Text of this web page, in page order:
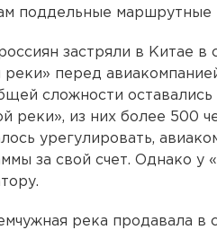
поддельные маршрутные
застряли в Китае в
перед
сложности оставались
реки», из них более 500
урегулировать,
за свой счет. Однако у
река продавала в